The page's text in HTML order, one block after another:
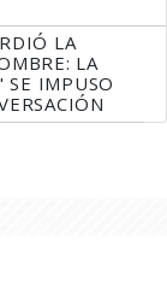
LA
LA
SE IMPUSO